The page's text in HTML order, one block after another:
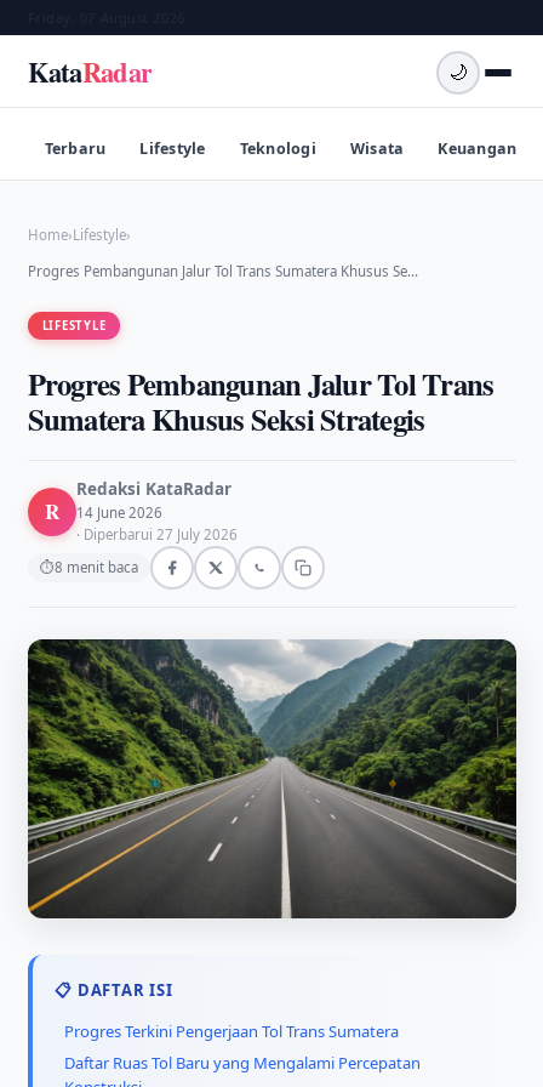
KataRadar 🌙
Terbaru Lifestyle Teknologi Wisata Keuangan
Home›Lifestyle›
Progres Pembangunan Jalur Tol Trans Sumatera Khusus Se…
LIFESTYLE
Progres Pembangunan Jalur Tol Trans
Sumatera Khusus Seksi Strategis
R
Redaksi KataRadar
14 June 2026
· Diperbarui 27 July 2026
⏱8 menit baca
📋 DAFTAR ISI
Progres Terkini Pengerjaan Tol Trans Sumatera
Daftar Ruas Tol Baru yang Mengalami Percepatan